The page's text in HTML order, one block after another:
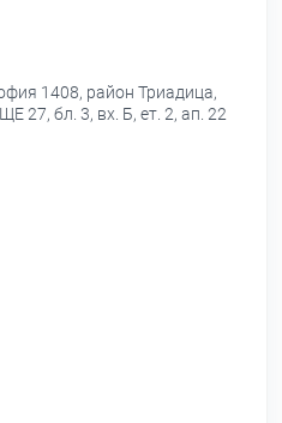
1408, район Триадица,
27, бл. 3, вх. Б, ет. 2, ап. 22